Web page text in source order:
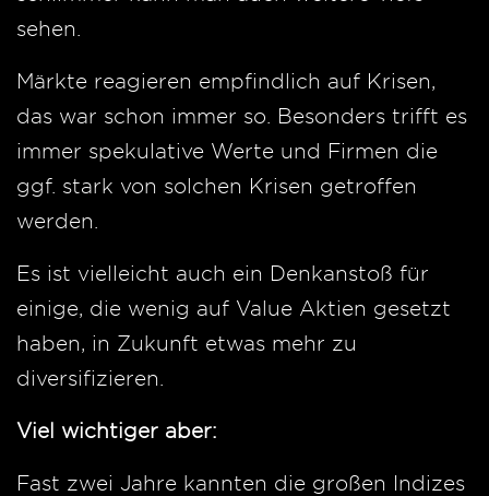
sehen.
Märkte reagieren empfindlich auf Krisen,
das war schon immer so. Besonders trifft es
immer spekulative Werte und Firmen die
ggf. stark von solchen Krisen getroffen
werden.
Es ist vielleicht auch ein Denkanstoß für
einige, die wenig auf Value Aktien gesetzt
haben, in Zukunft etwas mehr zu
diversifizieren.
Viel wichtiger aber:
Fast zwei Jahre kannten die großen Indizes